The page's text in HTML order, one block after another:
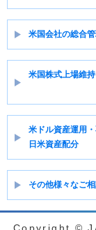
米国会社の総合
米国株式上場維
米ドル資産運用
日米資産配分
その他様々なご